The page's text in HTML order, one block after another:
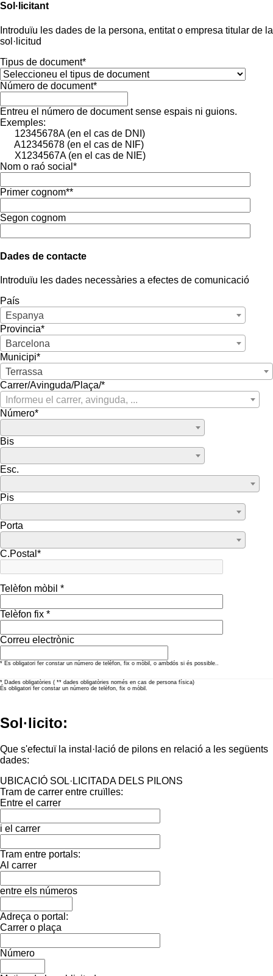
Sol·licitant
Introduïu les dades de la persona, entitat o empresa titular de la
sol·licitud
Tipus de document*
Número de document*
Entreu el número de document sense espais ni guions.
Exemples:
12345678A (en el cas de DNI)
A12345678 (en el cas de NIF)
X1234567A (en el cas de NIE)
Nom o raó social*
Primer cognom**
Segon cognom
Dades de contacte
Introduïu les dades necessàries a efectes de comunicació
País
Espanya
Provincia*
Barcelona
Municipi*
Terrassa
Carrer/Avinguda/Plaça/*
Informeu el carrer, avinguda, ...
Número*
Bis
Esc.
Pis
Porta
C.Postal*
Telèfon mòbil *
Telèfon fix *
Correu electrònic
* Es obligatori fer constar un número de telèfon, fix o mòbil, o ambdós si és possible..
* Dades obligatòries ( ** dades obligatòries només en cas de persona física)
És obligatori fer constar un número de telèfon, fix o mòbil.
Sol·licito:
Que s'efectuï la instal·lació de pilons en relació a les següents
dades:
UBICACIÓ SOL·LICITADA DELS PILONS
Tram de carrer entre cruïlles:
Entre el carrer
i el carrer
Tram entre portals:
Al carrer
entre els números
Adreça o portal:
Carrer o plaça
Número